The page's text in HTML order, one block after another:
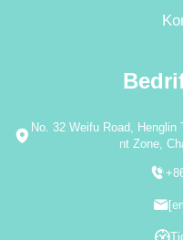
No. 32 Weifu Road,
nt Zone,